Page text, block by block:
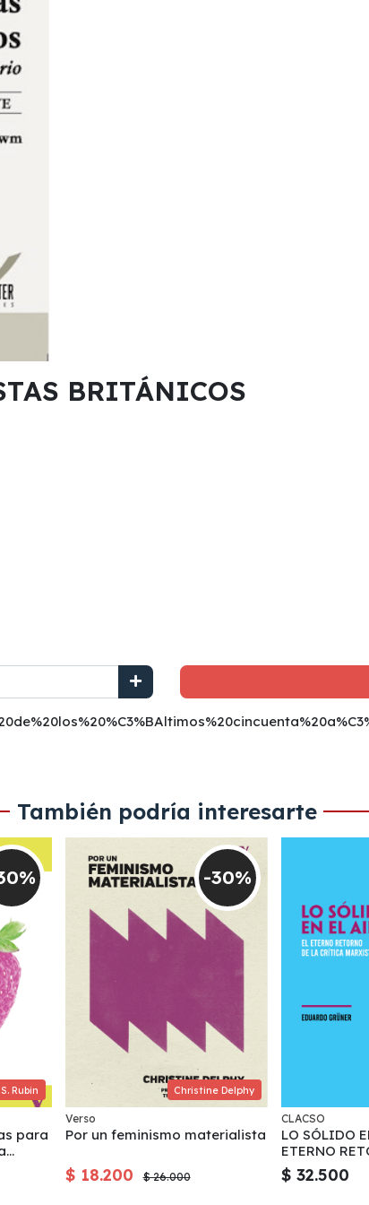
BRITÁNICOS
También podría interesarte
Rubin
para
-30%
Christine Delphy
Verso
Por un feminismo materialista
$ 18.200 $ 26.000
CLACSO
LO SÓLIDO
ETERNO
CRÍTICA
$ 32.500